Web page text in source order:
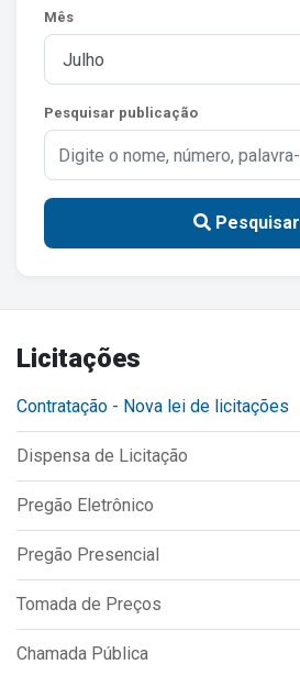
Estrutura Organizacional
Administração
Agricultura e Meio Ambiente
Assistência Social
Saúde
Serviços
IPTU 2026
Nota Fiscal Eletrônica
Ouvidoria
Portal do Servidor
Mês
Pesquisar publicação
Pesquisar
Licitações
Contratação - Nova lei de licitações
Dispensa de Licitação
Pregão Eletrônico
Pregão Presencial
Tomada de Preços
Chamada Pública